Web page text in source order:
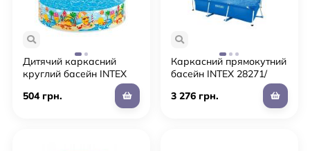
Дитячий каркасний
круглий басейн INTEX
58477 "Качиний риф" /
розмір 122-25 см / обсяг
504 грн.
Каркасний прямокутний
басейн INTEX 28271/
розмір 260-160-65 см/
об'єм 2300л
3 276 грн.